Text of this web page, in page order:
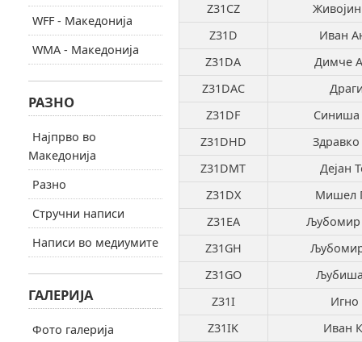
Z31CZ
Z31D
Иван
Z31DA
Димче
Z31DAC
Z31DF
Синиша
Z31DHD
Z31DMT
Дејан
Z31DX
Мишел
Z31EA
Љубомир
Z31GH
Z31GO
Z31I
Игно
Z31IK
Иван
WFF - Македонија
WMA - Македонија
РАЗНО
Најпрво во
Македонија
Разно
Стручни написи
Написи во медиумите
ГАЛЕРИЈА
Фото галерија